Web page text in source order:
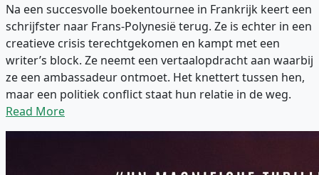
Na een succesvolle boekentournee in Frankrijk keert een
schrijfster naar Frans-Polynesië terug. Ze is echter in een
creatieve crisis terechtgekomen en kampt met een
writer’s block. Ze neemt een vertaalopdracht aan waarbij
ze een ambassadeur ontmoet. Het knettert tussen hen,
maar een politiek conflict staat hun relatie in de weg.
Read More